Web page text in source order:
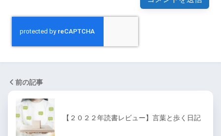
前の記事
【２０２２年読書レビュー】言葉と歩く日記